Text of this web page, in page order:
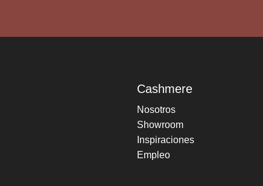
Cashmere
Nosotros
Showroom
Inspiraciones
Empleo